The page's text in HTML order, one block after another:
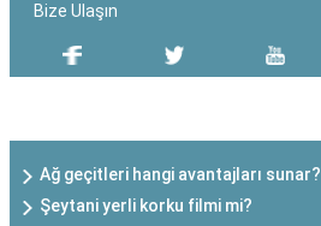
Bize Ulaşın
Ağ geçitleri hangi avantajları sunar?
Şeytani yerli korku filmi mi?